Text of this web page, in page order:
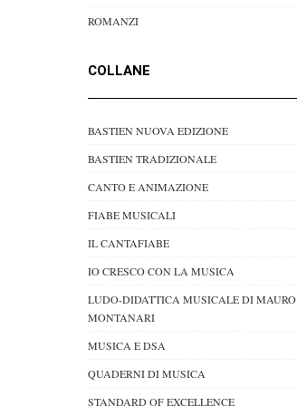
ROMANZI
COLLANE
BASTIEN NUOVA EDIZIONE
BASTIEN TRADIZIONALE
CANTO E ANIMAZIONE
FIABE MUSICALI
IL CANTAFIABE
IO CRESCO CON LA MUSICA
LUDO-DIDATTICA MUSICALE DI MAURO
MONTANARI
MUSICA E DSA
QUADERNI DI MUSICA
STANDARD OF EXCELLENCE